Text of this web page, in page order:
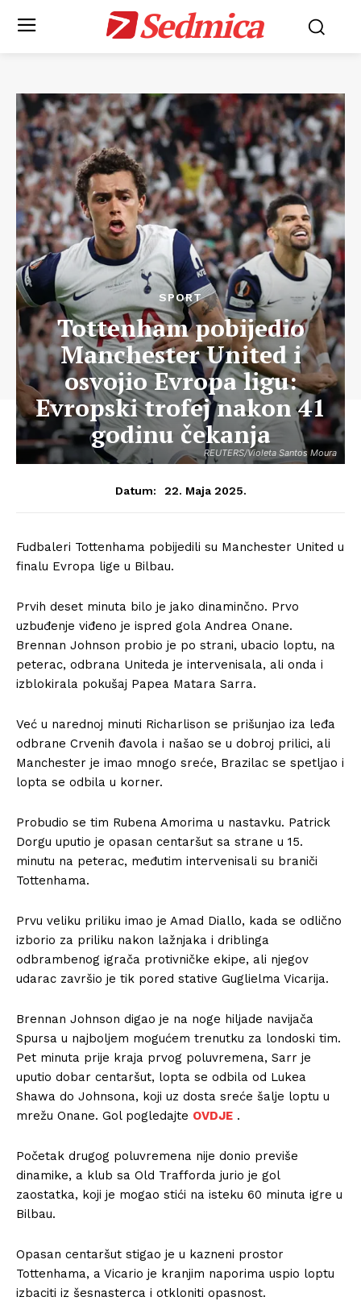
Sedmica
REUTERS/Violeta Santos Moura
SPORT
Tottenham pobijedio
Manchester United i
osvojio Evropa ligu:
Evropski trofej nakon 41
godinu čekanja
Datum: 22. Maja 2025.
Fudbaleri Tottenhama pobijedili su Manchester United u
finalu Evropa lige u Bilbau.
Prvih deset minuta bilo je jako dinaminčno. Prvo
uzbuđenje viđeno je ispred gola Andrea Onane.
Brennan Johnson probio je po strani, ubacio loptu, na
peterac, odbrana Uniteda je intervenisala, ali onda i
izblokirala pokušaj Papea Matara Sarra.
Već u narednoj minuti Richarlison se prišunjao iza leđa
odbrane Crvenih đavola i našao se u dobroj prilici, ali
Manchester je imao mnogo sreće, Brazilac se spetljao i
lopta se odbila u korner.
Probudio se tim Rubena Amorima u nastavku. Patrick
Dorgu uputio je opasan centaršut sa strane u 15.
minutu na peterac, međutim intervenisali su braniči
Tottenhama.
Prvu veliku priliku imao je Amad Diallo, kada se odlično
izborio za priliku nakon lažnjaka i driblinga
odbrambenog igrača protivničke ekipe, ali njegov
udarac završio je tik pored stative Guglielma Vicarija.
Brennan Johnson digao je na noge hiljade navijača
Spursa u najboljem mogućem trenutku za londoski tim.
Pet minuta prije kraja prvog poluvremena, Sarr je
uputio dobar centaršut, lopta se odbila od Lukea
Shawa do Johnsona, koji uz dosta sreće šalje loptu u
mrežu Onane. Gol pogledajte OVDJE .
Početak drugog poluvremena nije donio previše
dinamike, a klub sa Old Trafforda jurio je gol
zaostatka, koji je mogao stići na isteku 60 minuta igre u
Bilbau.
Opasan centaršut stigao je u kazneni prostor
Tottenhama, a Vicario je kranjim naporima uspio loptu
izbaciti iz šesnasterca i otkloniti opasnost.